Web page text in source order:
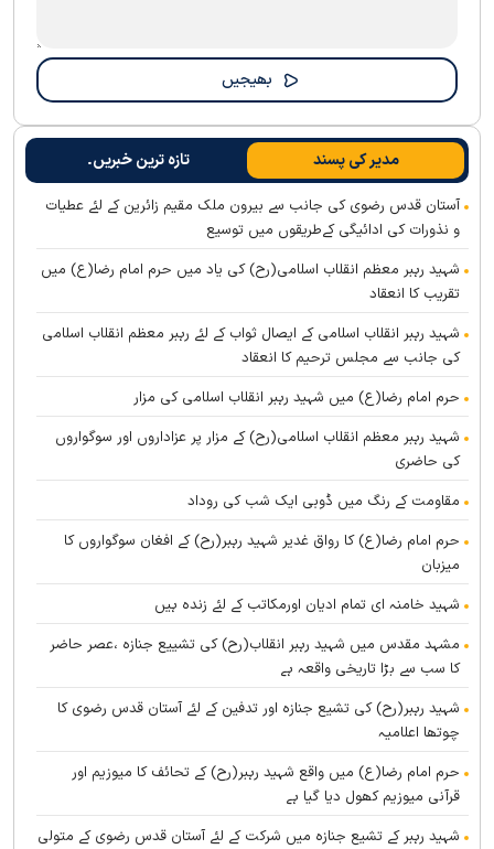
مدیر کی پسند تازہ ترین خبریں۔
آستان قدس رضوی کی جانب سے بیرون ملک مقیم زائرین کے لئے عطیات
و نذورات کی ادائیگی کےطریقوں میں توسیع
شہید رہبر معظم انقلاب اسلامی(رح) کی یاد میں حرم امام رضا(ع) میں
تقریب کا انعقاد
شہید رہبر انقلاب اسلامی کے ایصال ثواب کے لئے رہبر معظم انقلاب اسلامی
کی جانب سے مجلس ترحیم کا انعقاد
حرم امام رضا(ع) میں شہید رہبر انقلاب اسلامی کی مزار
شہید رہبر معظم انقلاب اسلامی(رح) کے مزار پر عزاداروں اور سوگواروں
کی حاضری
مقاومت کے رنگ میں ڈوبی ایک شب کی روداد
حرم امام رضا(ع) کا رواق غدیر شہید رہبر(رح) کے افغان سوگواروں کا
میزبان
شہید خامنہ ای تمام ادیان اورمکاتب کے لئے زندہ ہيں
مشہد مقدس میں شہید رہبر انقلاب(رح) کی تشییع جنازہ ،عصر حاضر
کا سب سے بڑا تاریخی واقعہ ہے
شہید رہبر(رح) کی تشیع جنازہ اور تدفین کے لئے آستان قدس رضوی کا
چوتھا اعلامیہ
حرم امام رضا(ع) میں واقع شہید رہبر(رح) کے تحائف کا میوزیم اور
قرآنی میوزیم کھول دیا گیا ہے
شہید رہبر کے تشیع جنازہ میں شرکت کے لئے آستان قدس رضوی کے متولی